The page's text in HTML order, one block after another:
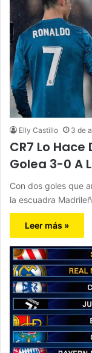
Elly Castillo 3 de
CR7 Lo
Golea 3-0 A
Con dos goles que
la escuadra
Leer más »